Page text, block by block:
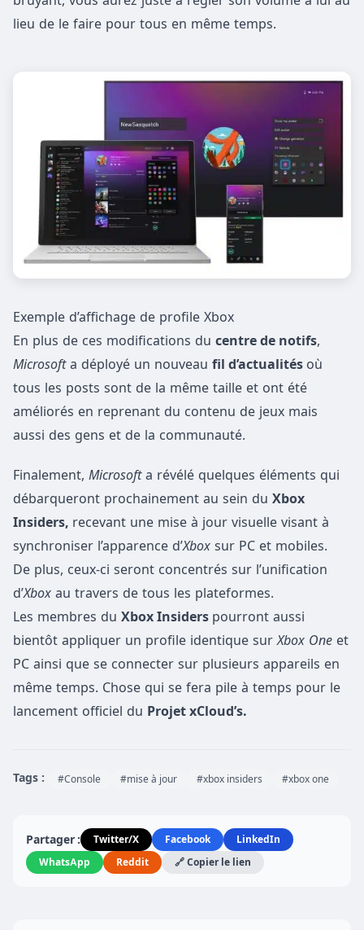
lieu de le faire pour tous en même temps.
Exemple d’affichage de profile Xbox
En plus de ces modifications du centre de notifs,
Microsoft a déployé un nouveau fil d’actualités où
tous les posts sont de la même taille et ont été
améliorés en reprenant du contenu de jeux mais
aussi des gens et de la communauté.
Finalement, Microsoft a révélé quelques éléments qui
débarqueront prochainement au sein du Xbox
Insiders, recevant une mise à jour visuelle visant à
synchroniser l’apparence d’Xbox sur PC et mobiles.
De plus, ceux-ci seront concentrés sur l’unification
d’Xbox au travers de tous les plateformes.
Les membres du Xbox Insiders pourront aussi
bientôt appliquer un profile identique sur Xbox One et
PC ainsi que se connecter sur plusieurs appareils en
même temps. Chose qui se fera pile à temps pour le
lancement officiel du Projet xCloud’s.
Tags : #Console #mise à jour #xbox insiders #xbox one
Partager : Twitter/X Facebook
LinkedIn
WhatsApp
Reddit 🔗 Copier le lien